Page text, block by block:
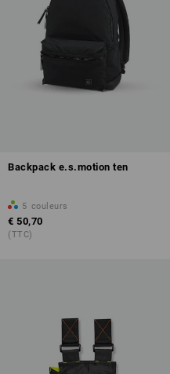
Backpack e.s.motion ten
5 couleurs
€ 50,70
(TTC)